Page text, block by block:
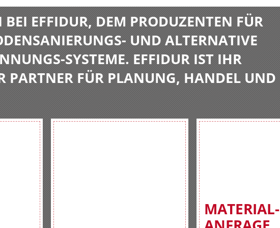
EFFIDUR, DEM PRODUZENTEN FÜR
UND ALTERNATIVE
SYSTEME. EFFIDUR IST IHR
PARTNER FÜR PLANUNG, HANDEL UND
MATERIAL-